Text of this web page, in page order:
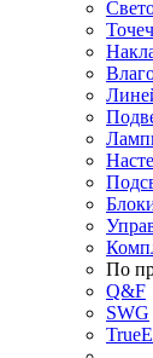
По
Q&F
SWG